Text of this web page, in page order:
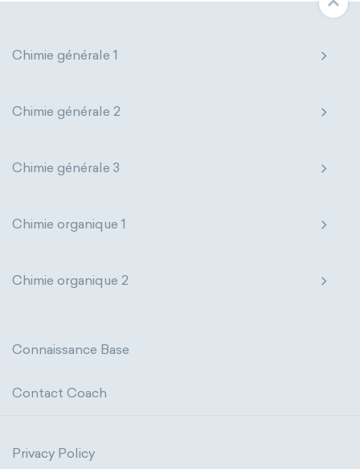
Chimie générale 1
Chimie générale 2
Chimie générale 3
Chimie organique 1
Chimie organique 2
Connaissance Base
Contact Coach
Privacy Policy